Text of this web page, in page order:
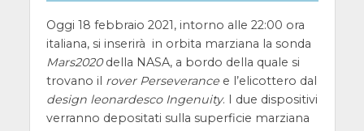
Oggi 18 febbraio 2021, intorno alle 22:00 ora
italiana, si inserirà in orbita marziana la sonda
Mars2020della NASA, a bordo della quale si
trovano il rover Perseverancee l’elicottero dal
design leonardesco Ingenuity. I due dispositivi
verranno depositati sulla superficie marziana